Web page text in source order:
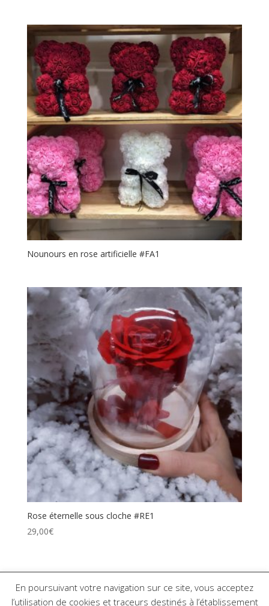
Nounours en rose artificielle #FA1
Rose éternelle sous cloche #RE1
29,00€
En poursuivant votre navigation sur ce site, vous acceptez
l’utilisation de cookies et traceurs destinés à l’établissement